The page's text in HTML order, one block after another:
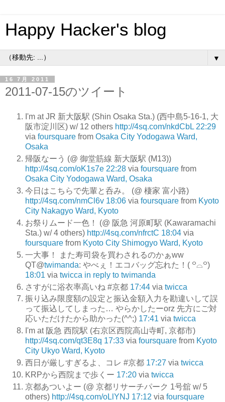
Happy Hacker's blog
▼
16 7月 2011
2011-07-15のツイート
I'm at JR 新大阪駅 (Shin Osaka Sta.) (西中島5-16-1, 大
阪市淀川区) w/ 12 others http://4sq.com/nkdCbL 22:29
via foursquare from Osaka City Yodogawa Ward,
Osaka
帰阪なーう (@ 御堂筋線 新大阪駅 (M13))
http://4sq.com/oK1s7e 22:28 via foursquare from
Osaka City Yodogawa Ward, Osaka
今日はこちらで先輩と呑み。 (@ 棲家 富小路)
http://4sq.com/nmCl6v 18:06 via foursquare from Kyoto
City Nakagyo Ward, Kyoto
お祭りムード一色！ (@ 阪急 河原町駅 (Kawaramachi
Sta.) w/ 4 others) http://4sq.com/nfrctC 18:04 via
foursquare from Kyoto City Shimogyo Ward, Kyoto
一大事！ また寿司袋を買わされるのかぁww
QT@twimanda: やべぇ！エコバッグ忘れた！( ꒪⌓꒪)
18:01 via twicca in reply to twimanda
さすがに浴衣率高いね #京都 17:44 via twicca
振り込み限度額の設定と振込金額入力を勘違いして誤
って振込してしまった… やらかしたーorz 先方にご対
応いただけたから助かった(^^;) 17:41 via twicca
I'm at 阪急 西院駅 (右京区西院高山寺町, 京都市)
http://4sq.com/qt3E8q 17:33 via foursquare from Kyoto
City Ukyo Ward, Kyoto
西日が厳しすぎるよ、コレ #京都 17:27 via twicca
KRPから西院まで歩くー 17:20 via twicca
京都あついよー (@ 京都リサーチパーク 1号舘 w/ 5
others) http://4sq.com/oLlYNJ 17:12 via foursquare